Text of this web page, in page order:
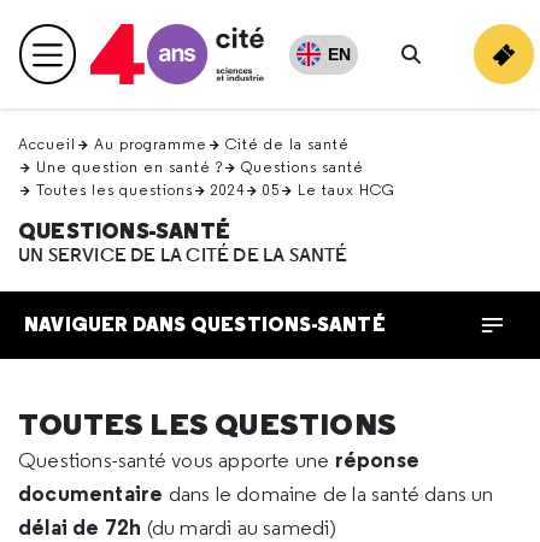
en
haut Menu principal EN
Rechercher
Accueil Au programme
Cité de la santé
Une question en santé ?
Questions santé
Toutes les questions
2024 05 Le taux HCG
QUESTIONS-SANTÉ
UN SERVICE DE LA CITÉ DE LA SANTÉ
NAVIGUER DANS QUESTIONS-SANTÉ
TOUTES LES QUESTIONS
Questions-santé vous apporte une réponse
documentaire dans le domaine de la santé dans un
délai de 72h (du mardi au samedi)